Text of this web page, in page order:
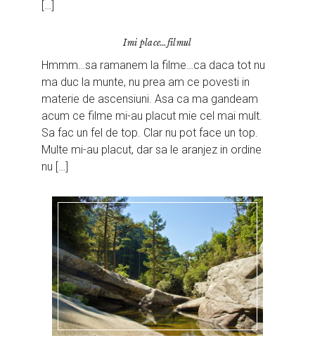
[…]
Imi place…filmul
Hmmm…sa ramanem la filme…ca daca tot nu
ma duc la munte, nu prea am ce povesti in
materie de ascensiuni. Asa ca ma gandeam
acum ce filme mi-au placut mie cel mai mult.
Sa fac un fel de top. Clar nu pot face un top.
Multe mi-au placut, dar sa le aranjez in ordine
nu […]